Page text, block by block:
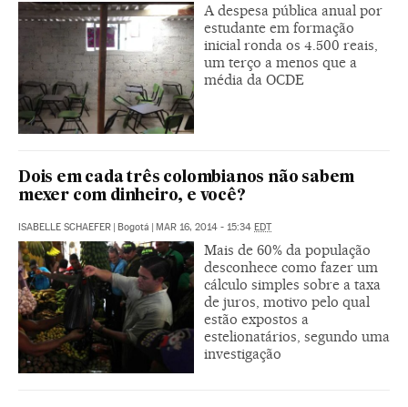
A despesa pública anual por
estudante em formação
inicial ronda os 4.500 reais,
um terço a menos que a
média da OCDE
Dois em cada três colombianos não sabem
mexer com dinheiro, e você?
ISABELLE SCHAEFER | Bogotá | MAR 16, 2014 - 15:34 EDT
Mais de 60% da população
desconhece como fazer um
cálculo simples sobre a taxa
de juros, motivo pelo qual
estão expostos a
estelionatários, segundo uma
investigação